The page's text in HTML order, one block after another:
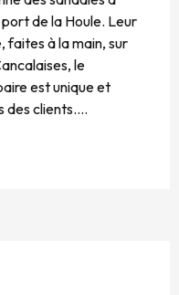
de la Houle. Leur
faites à la main, sur
le
est unique et
des clients....